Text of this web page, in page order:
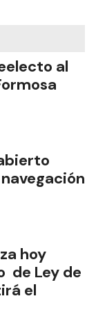
al
hoy
de Ley de
el